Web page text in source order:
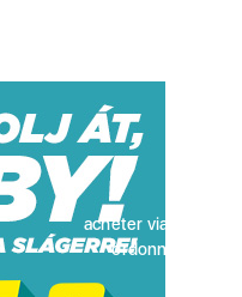
acheter viagra sans
ordonnance